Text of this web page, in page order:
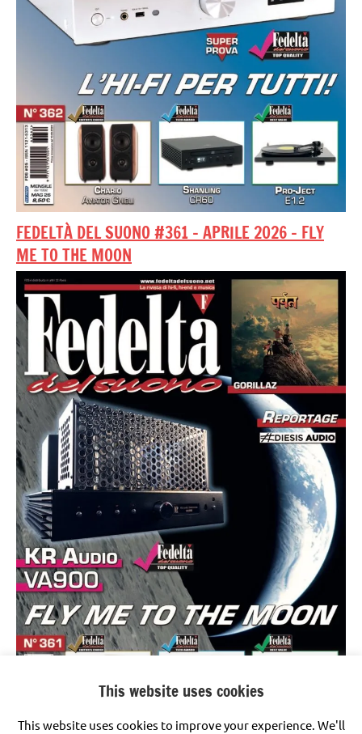
FEDELTÀ DEL SUONO #361 – APRILE 2026 – FLY
ME TO THE MOON
This website uses cookies
This website uses cookies to improve your experience. We'll